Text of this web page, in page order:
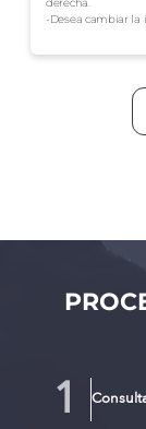
-Desea cambiar